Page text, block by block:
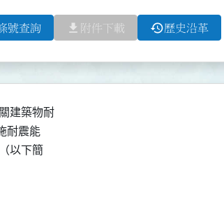
號查詢 file_download 附件下載 history歷史沿革
建築物耐
耐震能
以下簡